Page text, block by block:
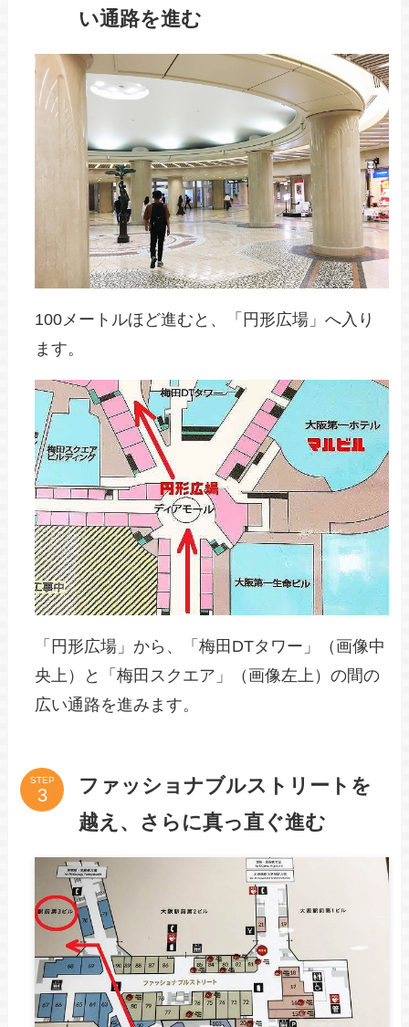
い通路を進む
100メートルほど進むと、「円形広場」へ入り
ます。
「円形広場」から、「梅田DTタワー」（画像中
央上）と「梅田スクエア」（画像左上）の間の
広い通路を進みます。
STEP
ファッショナブルストリートを
越え、さらに真っ直ぐ進む